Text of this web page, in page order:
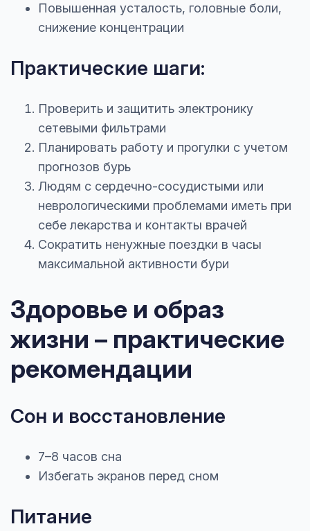
Повышенная усталость, головные боли,
снижение концентрации
Практические шаги:
Проверить и защитить электронику
сетевыми фильтрами
Планировать работу и прогулки с учетом
прогнозов бурь
Людям с сердечно-сосудистыми или
неврологическими проблемами иметь при
себе лекарства и контакты врачей
Сократить ненужные поездки в часы
максимальной активности бури
Здоровье и образ
жизни – практические
рекомендации
Сон и восстановление
7–8 часов сна
Избегать экранов перед сном
Питание